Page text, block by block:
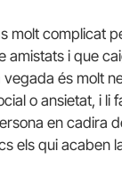
molt complicat
amistats i que
és molt
o ansietat, i li
en cadira
els qui acaben